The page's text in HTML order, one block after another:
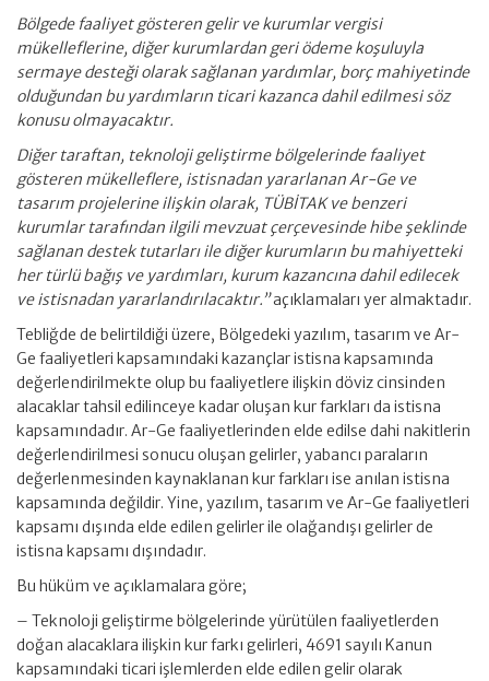
Bölgede faaliyet gösteren gelir ve kurumlar vergisi
mükelleflerine, diğer kurumlardan geri ödeme koşuluyla
sermaye desteği olarak sağlanan yardımlar, borç mahiyetinde
olduğundan bu yardımların ticari kazanca dahil edilmesi söz
konusu olmayacaktır.
Diğer taraftan, teknoloji geliştirme bölgelerinde faaliyet
gösteren mükelleflere, istisnadan yararlanan Ar-Ge ve
tasarım projelerine ilişkin olarak, TÜBİTAK ve benzeri
kurumlar tarafından ilgili mevzuat çerçevesinde hibe şeklinde
sağlanan destek tutarları ile diğer kurumların bu mahiyetteki
her türlü bağış ve yardımları, kurum kazancına dahil edilecek
ve istisnadan yararlandırılacaktır.”açıklamaları yer almaktadır.
Tebliğde de belirtildiği üzere, Bölgedeki yazılım, tasarım ve Ar-
Ge faaliyetleri kapsamındaki kazançlar istisna kapsamında
değerlendirilmekte olup bu faaliyetlere ilişkin döviz cinsinden
alacaklar tahsil edilinceye kadar oluşan kur farkları da istisna
kapsamındadır. Ar-Ge faaliyetlerinden elde edilse dahi nakitlerin
değerlendirilmesi sonucu oluşan gelirler, yabancı paraların
değerlenmesinden kaynaklanan kur farkları ise anılan istisna
kapsamında değildir. Yine, yazılım, tasarım ve Ar-Ge faaliyetleri
kapsamı dışında elde edilen gelirler ile olağandışı gelirler de
istisna kapsamı dışındadır.
Bu hüküm ve açıklamalara göre;
– Teknoloji geliştirme bölgelerinde yürütülen faaliyetlerden
doğan alacaklara ilişkin kur farkı gelirleri, 4691 sayılı Kanun
kapsamındaki ticari işlemlerden elde edilen gelir olarak